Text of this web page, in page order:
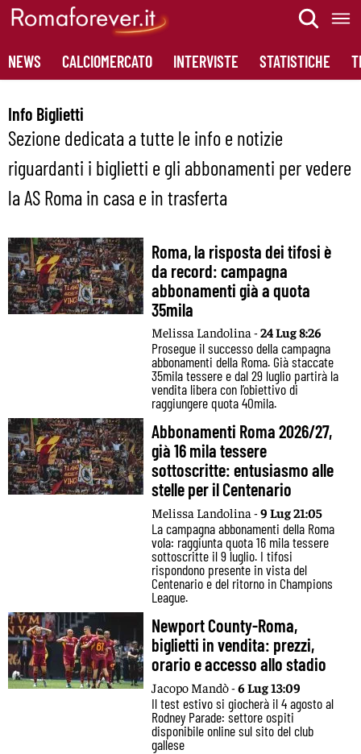
Skip
content
NEWS CALCIOMERCATO INTERVISTE STATISTICHE
Info Biglietti
Sezione dedicata a tutte le info e notizie
riguardanti i biglietti e gli abbonamenti per vedere
la AS Roma in casa e in trasferta
Roma, la risposta dei tifosi è
da record: campagna
abbonamenti già a quota
35mila
Melissa Landolina -24 Lug 8:26
Prosegue il successo della campagna
abbonamenti della Roma. Già staccate
35mila tessere e dal 29 luglio partirà la
vendita libera con l’obiettivo di
raggiungere quota 40mila.
Abbonamenti Roma 2026/27,
già 16 mila tessere
sottoscritte: entusiasmo alle
stelle per il Centenario
Melissa Landolina -9 Lug 21:05
La campagna abbonamenti della Roma
vola: raggiunta quota 16 mila tessere
sottoscritte il 9 luglio. I tifosi
rispondono presente in vista del
Centenario e del ritorno in Champions
League.
Newport County-Roma,
biglietti in vendita: prezzi,
orario e accesso allo stadio
Jacopo Mandò -6 Lug 13:09
Il test estivo si giocherà il 4 agosto al
Rodney Parade: settore ospiti
disponibile online sul sito del club
gallese